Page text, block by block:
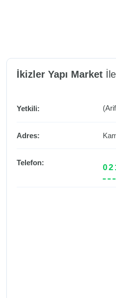
İkizler Yapı Market
Yetkili:
Adres:
Telefon: